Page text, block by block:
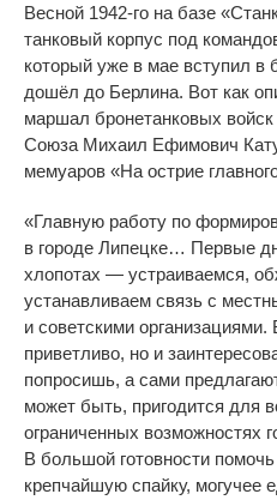
Весной 1942-го на базе «
танковый корпус под
который уже в мае вступил в
дошёл до Берлина. Вот как
маршал бронетанковых
Союза Михаил Ефимович
мемуаров «На острие
«Главную работу по
в городе Липецке… Первые
хлопотах — устраиваемся,
устанавливаем связь с
и советскими организациями.
приветливо, но и
попросишь, а сами
может быть, пригодится для
ограниченных возможностях
В большой готовности
крепчайшую спайку, могучее